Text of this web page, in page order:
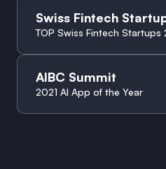
Swiss Fintech
TOP Swiss Fintech Startups
AIBC Summit
2021 AI App of the Year